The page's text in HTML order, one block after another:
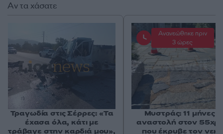
Αν τα χάσατε
Τραγωδία στις Σέρρες: «Τα
έχασα όλα, κάτι με
τράβαγε στην καρδιά μου»,
Ανανεώθηκε πριν
3 ώρες
Μυστράς: 11 μήνες
αναστολή στον
που έκρυβε τον